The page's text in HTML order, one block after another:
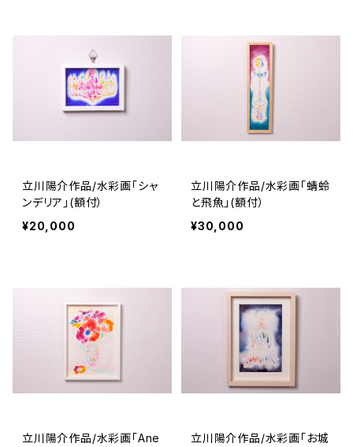
立川陽介作品/水彩画「シャ
ンデリア」(額付）
¥20,000
立川陽介作品/水彩画「蜻蛉
と飛魚」(額付）
¥30,000
立川陽介作品/水彩画「Ane
立川陽介作品/水彩画「お城